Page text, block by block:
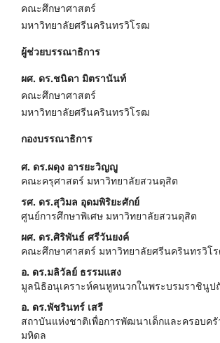
คณะศึกษาศาสตร์
มหาวิทยาลัยศรีนครินทรวิโรฒ
ผู้ช่วยบรรณาธิการ
ผศ. ดร.ชนิดา มิตรานันท์
คณะศึกษาศาสตร์
มหาวิทยาลัยศรีนครินทรวิโรฒ
กองบรรณาธิการ
ศ. ดร.ผดุง อารยะวิญญู
คณะครุศาสตร์ มหาวิทยาลัยสวนดุสิต
รศ. ดร.สุวิมล อุดมพิริยะศักย์
ศูนย์การศึกษาพิเศษ มหาวิทยาลัยสวนดุสิต
ผศ. ดร.ศิริพันธ์ ศรีวันยงค์
คณะศึกษาศาสตร์ มหาวิทยาลัยศรีนครินทรวิโ
อ. ดร.มลิวัลย์ ธรรมแสง
มูลนิธิอนุเคราะห์คนหูหนวกในพระบรมราชินูป
อ. ดร.พัชรินทร์ เสรี
สถาบันแห่งชาติเพื่อการพัฒนาเด็กและครอบค
มหิดล